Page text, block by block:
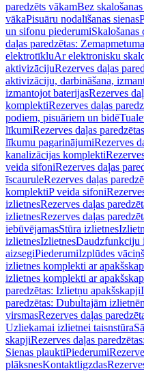
paredzēts vākamBez
vākaPisuāru nodalīšanas sienas
un sifonu piederumiSkalošanas
daļas paredzētas: Zemapmetuma
elektrotīkluAr elektronisku
aktivizācijuRezerves daļas
aktivizāciju, darbināšana,
izmantojot baterijasRezerves
komplektiRezerves daļas
podiem, pisuāriem un bidē
līkumiRezerves daļas
līkumu pagarinājumiRezerves
kanalizācijas komplekti
veida sifoniRezerves daļas
īscauruleRezerves daļas
komplektiP veida sifoni
izlietnesRezerves daļas
izlietnesRezerves daļas
iebūvējamasStūra izlietnes
izlietnesIzlietnesDaudzfunkciju
aizsegiPiederumiIzplūdes vāciņš
izlietnes komplekti ar
izlietnes komplekti ar
paredzētas: Izlietņu apakšskapji
paredzētas: Dubultajām
virsmasRezerves daļas
Uzliekamai izlietnei taisnstūra
skapjiRezerves daļas
Sienas plauktiPiederumi
plāksnesKontaktligzdas